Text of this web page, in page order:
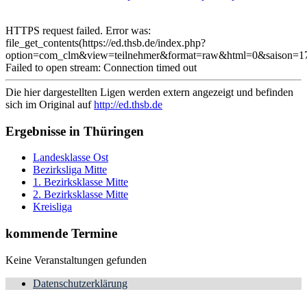
HTTPS request failed. Error was:
file_get_contents(https://ed.thsb.de/index.php?
Failed to open stream: Connection timed out
Die hier dargestellten Ligen werden extern angezeigt und befinden
sich im Original aufhttp://ed.thsb.de
Ergebnisse in Thüringen
Landesklasse Ost
Bezirksliga Mitte
1. Bezirksklasse Mitte
2. Bezirksklasse Mitte
Kreisliga
kommende Termine
Keine Veranstaltungen gefunden
Datenschutzerklärung